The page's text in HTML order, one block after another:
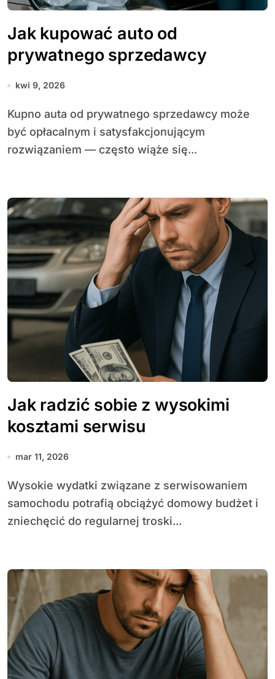
Jak kupować auto od
prywatnego sprzedawcy
kwi 9, 2026
Kupno auta od prywatnego sprzedawcy może
być opłacalnym i satysfakcjonującym
rozwiązaniem — często wiąże się...
Jak radzić sobie z wysokimi
kosztami serwisu
mar 11, 2026
Wysokie wydatki związane z serwisowaniem
samochodu potrafią obciążyć domowy budżet i
zniechęcić do regularnej troski...